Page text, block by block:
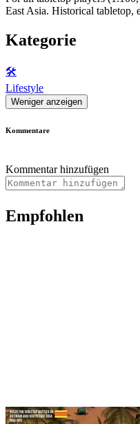
East Asia. Historical tabletop,
Kategorie
🛠️
Lifestyle
Weniger anzeigen
Kommentare
Kommentar hinzufügen
Empfohlen